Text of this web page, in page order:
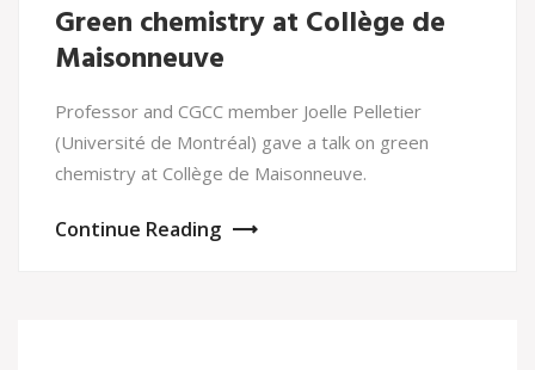
Green chemistry at Collège de
Maisonneuve
Professor and CGCC member Joelle Pelletier
(Université de Montréal) gave a talk on green
chemistry at Collège de Maisonneuve.
Continue Reading